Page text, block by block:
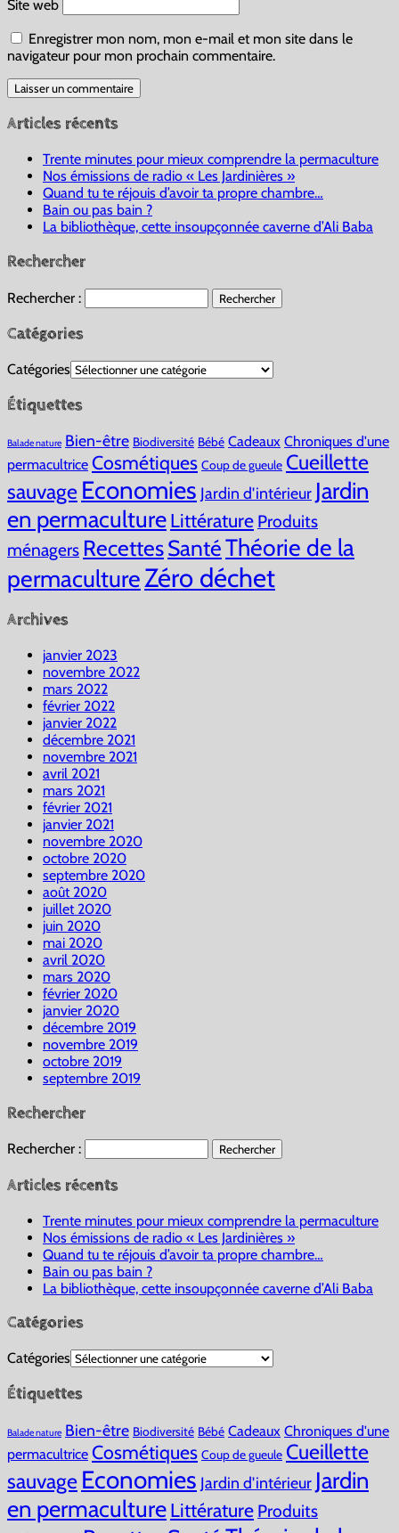
Site web
Enregistrer mon nom, mon e-mail et mon site dans le
navigateur pour mon prochain commentaire.
Articles récents
Trente minutes pour mieux comprendre la permaculture
Nos émissions de radio « Les Jardinières »
Quand tu te réjouis d’avoir ta propre chambre…
Bain ou pas bain ?
La bibliothèque, cette insoupçonnée caverne d’Ali Baba
Rechercher
Rechercher :
Catégories
Catégories
Étiquettes
Balade nature Bien-être Biodiversité Bébé Cadeaux Chroniques d'une
permacultrice Cosmétiques Coup de gueule Cueillette
sauvage Economies Jardin d'intérieur Jardin
en permacultureLittérature Produits
ménagers RecettesSantéThéorie de la
permacultureZéro déchet
Archives
janvier 2023
novembre 2022
mars 2022
février 2022
janvier 2022
décembre 2021
novembre 2021
avril 2021
mars 2021
février 2021
janvier 2021
novembre 2020
octobre 2020
septembre 2020
août 2020
juillet 2020
juin 2020
mai 2020
avril 2020
mars 2020
février 2020
janvier 2020
décembre 2019
novembre 2019
octobre 2019
septembre 2019
Rechercher
Rechercher :
Articles récents
Trente minutes pour mieux comprendre la permaculture
Nos émissions de radio « Les Jardinières »
Quand tu te réjouis d’avoir ta propre chambre…
Bain ou pas bain ?
La bibliothèque, cette insoupçonnée caverne d’Ali Baba
Catégories
Catégories
Étiquettes
Balade nature Bien-être Biodiversité Bébé Cadeaux Chroniques d'une
permacultrice Cosmétiques Coup de gueule Cueillette
sauvage Economies Jardin d'intérieur Jardin
en permacultureLittérature Produits